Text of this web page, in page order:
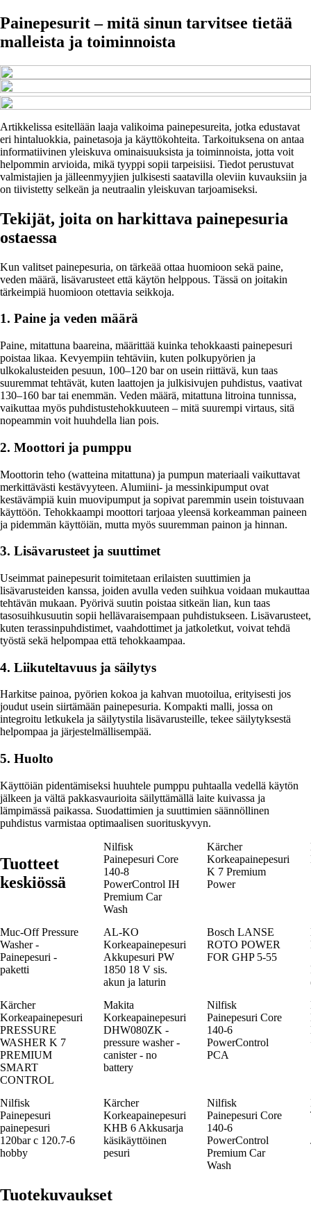
Painepesurit – mitä sinun tarvitsee tietää
malleista ja toiminnoista
Artikkelissa esitellään laaja valikoima painepesureita, jotka edustavat
eri hintaluokkia, painetasoja ja käyttökohteita. Tarkoituksena on antaa
informatiivinen yleiskuva ominaisuuksista ja toiminnoista, jotta voit
helpommin arvioida, mikä tyyppi sopii tarpeisiisi. Tiedot perustuvat
valmistajien ja jälleenmyyjien julkisesti saatavilla oleviin kuvauksiin ja
on tiivistetty selkeän ja neutraalin yleiskuvan tarjoamiseksi.
Tekijät, joita on harkittava painepesuria
ostaessa
Kun valitset painepesuria, on tärkeää ottaa huomioon sekä paine,
veden määrä, lisävarusteet että käytön helppous. Tässä on joitakin
tärkeimpiä huomioon otettavia seikkoja.
1. Paine ja veden määrä
Paine, mitattuna baareina, määrittää kuinka tehokkaasti painepesuri
poistaa likaa. Kevyempiin tehtäviin, kuten polkupyörien ja
ulkokalusteiden pesuun, 100–120 bar on usein riittävä, kun taas
suuremmat tehtävät, kuten laattojen ja julkisivujen puhdistus, vaativat
130–160 bar tai enemmän. Veden määrä, mitattuna litroina tunnissa,
vaikuttaa myös puhdistustehokkuuteen – mitä suurempi virtaus, sitä
nopeammin voit huuhdella lian pois.
2. Moottori ja pumppu
Moottorin teho (watteina mitattuna) ja pumpun materiaali vaikuttavat
merkittävästi kestävyyteen. Alumiini- ja messinkipumput ovat
kestävämpiä kuin muovipumput ja sopivat paremmin usein toistuvaan
käyttöön. Tehokkaampi moottori tarjoaa yleensä korkeamman paineen
ja pidemmän käyttöiän, mutta myös suuremman painon ja hinnan.
3. Lisävarusteet ja suuttimet
Useimmat painepesurit toimitetaan erilaisten suuttimien ja
lisävarusteiden kanssa, joiden avulla veden suihkua voidaan mukauttaa
tehtävän mukaan. Pyörivä suutin poistaa sitkeän lian, kun taas
tasosuihkusuutin sopii hellävaraisempaan puhdistukseen. Lisävarusteet,
kuten terassinpuhdistimet, vaahdottimet ja jatkoletkut, voivat tehdä
työstä sekä helpompaa että tehokkaampaa.
4. Liikuteltavuus ja säilytys
Harkitse painoa, pyörien kokoa ja kahvan muotoilua, erityisesti jos
joudut usein siirtämään painepesuria. Kompakti malli, jossa on
integroitu letkukela ja säilytystila lisävarusteille, tekee säilytyksestä
helpompaa ja järjestelmällisempää.
5. Huolto
Käyttöiän pidentämiseksi huuhtele pumppu puhtaalla vedellä käytön
jälkeen ja vältä pakkasvaurioita säilyttämällä laite kuivassa ja
lämpimässä paikassa. Suodattimien ja suuttimien säännöllinen
puhdistus varmistaa optimaalisen suorituskyvyn.
Tuotteet
keskiössä
Nilfisk
Painepesuri Core
140-8
PowerControl IH
Premium Car
Wash
Kärcher
Korkeapainepesuri
K 7 Premium
Power
Muc-Off Pressure
Washer -
Painepesuri -
paketti
AL-KO
Korkeapainepesuri
Akkupesuri PW
1850 18 V sis.
akun ja laturin
Bosch LANSE
ROTO POWER
FOR GHP 5-55
Kärcher
Korkeapainepesuri
PRESSURE
WASHER K 7
PREMIUM
SMART
CONTROL
Makita
Korkeapainepesuri
DHW080ZK -
pressure washer -
canister - no
battery
Nilfisk
Painepesuri Core
140-6
PowerControl
PCA
Nilfisk
Painepesuri
painepesuri
120bar c 120.7-6
hobby
Kärcher
Korkeapainepesuri
KHB 6 Akkusarja
käsikäyttöinen
pesuri
Nilfisk
Painepesuri Core
140-6
PowerControl
Premium Car
Wash
Tuotekuvaukset